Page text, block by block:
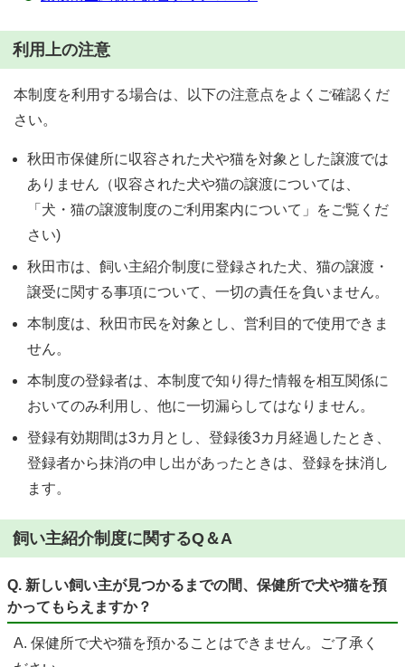
利用上の注意
本制度を利用する場合は、以下の注意点をよくご確認くだ
さい。
秋田市保健所に収容された犬や猫を対象とした譲渡では
ありません（収容された犬や猫の譲渡については、
「犬・猫の譲渡制度のご利用案内について」をご覧くだ
さい)
秋田市は、飼い主紹介制度に登録された犬、猫の譲渡・
譲受に関する事項について、一切の責任を負いません。
本制度は、秋田市民を対象とし、営利目的で使用できま
せん。
本制度の登録者は、本制度で知り得た情報を相互関係に
おいてのみ利用し、他に一切漏らしてはなりません。
登録有効期間は3カ月とし、登録後3カ月経過したとき、
登録者から抹消の申し出があったときは、登録を抹消し
ます。
飼い主紹介制度に関するQ＆A
Q. 新しい飼い主が見つかるまでの間、保健所で犬や猫を預
かってもらえますか？
A. 保健所で犬や猫を預かることはできません。ご了承く